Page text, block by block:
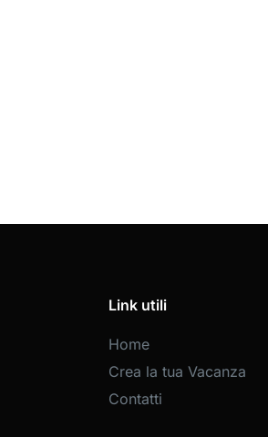
Link utili
Home
Crea la tua Vacanza
Contatti